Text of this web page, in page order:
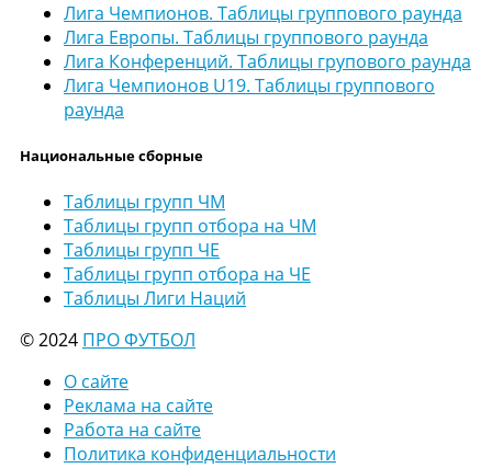
Лига Чемпионов. Таблицы группового раунда
Лига Европы. Таблицы группового раунда
Лига Конференций. Таблицы групового раунда
Лига Чемпионов U19. Таблицы группового
раунда
Национальные сборные
Таблицы групп ЧМ
Таблицы групп отбора на ЧМ
Таблицы групп ЧЕ
Таблицы групп отбора на ЧЕ
Таблицы Лиги Наций
© 2024 ПРО ФУТБОЛ
О сайте
Реклама на сайте
Работа на сайте
Политика конфиденциальности